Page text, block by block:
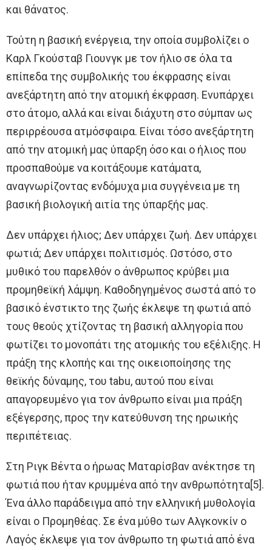
και θάνατος.
Τούτη η βασική ενέργεια, την οποία συμβολίζει ο
Καρλ Γκούσταβ Γιουνγκ με τον ήλιο σε όλα τα
επίπεδα της συμβολικής του έκφρασης είναι
ανεξάρτητη από την ατομική έκφραση. Ενυπάρχει
στο άτομο, αλλά και είναι διάχυτη στο σύμπαν ως
περιρρέουσα ατμόσφαιρα. Είναι τόσο ανεξάρτητη
από την ατομική μας ύπαρξη όσο και ο ήλιος που
προσπαθούμε να κοιτάξουμε κατάματα,
αναγνωρίζοντας ενδόμυχα μια συγγένεια με τη
βασική βιολογική αιτία της ύπαρξής μας.
Δεν υπάρχει ήλιος; Δεν υπάρχει ζωή. Δεν υπάρχει
φωτιά; Δεν υπάρχει πολιτισμός. Ωστόσο, στο
μυθικό του παρελθόν ο άνθρωπος κρύβει μια
προμηθεϊκή λάμψη. Καθοδηγημένος σωστά από το
βασικό ένστικτο της ζωής έκλεψε τη φωτιά από
τους θεούς χτίζοντας τη βασική αλληγορία που
φωτίζει το μονοπάτι της ατομικής του εξέλιξης. Η
πράξη της κλοπής και της οικειοποίησης της
θεϊκής δύναμης, του tabu, αυτού που είναι
απαγορευμένο για τον άνθρωπο είναι μια πράξη
εξέγερσης, προς την κατεύθυνση της ηρωικής
περιπέτειας.
Στη Ριγκ Βέντα ο ήρωας Ματαρίσβαν ανέκτησε τη
φωτιά που ήταν κρυμμένα από την ανθρωπότητα[5].
Ένα άλλο παράδειγμα από την ελληνική μυθολογία
είναι ο Προμηθέας. Σε ένα μύθο των Αλγκονκίν ο
Λαγός έκλεψε για τον άνθρωπο τη φωτιά από ένα